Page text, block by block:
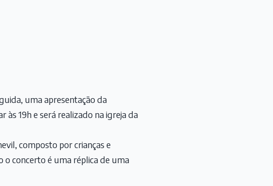
uma apresentação da
às 19h e será realizado na igreja da
composto por crianças e
o concerto é uma réplica de uma